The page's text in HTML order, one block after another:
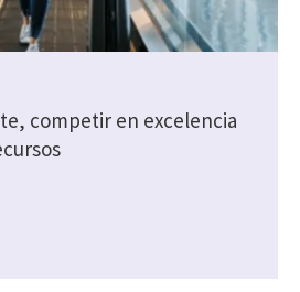
competir en excelencia